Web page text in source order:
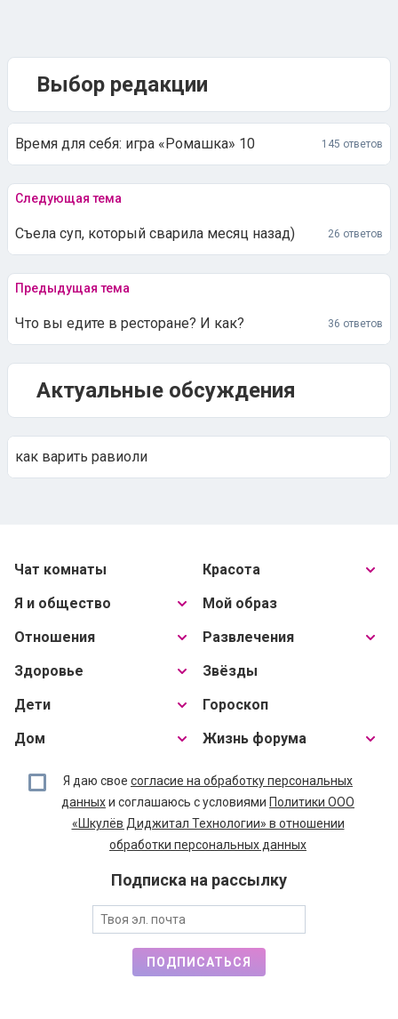
Выбор редакции
Время для себя: игра «Ромашка» 10 145 ответов
Следующая тема
Съела суп, который сварила месяц назад) 26 ответов
Предыдущая тема
Что вы едите в ресторане? И как? 36 ответов
Актуальные обсуждения
как варить равиоли
Чат комнаты
Я и общество
Отношения
Здоровье
Дети
Дом
Красота
Мой образ
Развлечения
Звёзды
Гороскоп
Жизнь форума
Я даю свое согласие на обработку персональных
данныхи соглашаюсь с условиями Политики ООО
«Шкулёв Диджитал Технологии» в отношении
обработки персональных данных
Подписка на рассылку
ПОДПИСАТЬСЯ